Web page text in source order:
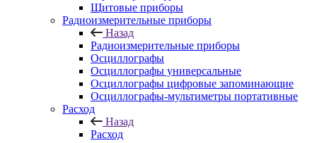
Щитовые приборы
Радиоизмерительные приборы
Назад
Радиоизмерительные приборы
Осциллографы
Осциллографы универсальные
Осциллографы цифровые запоминающие
Осциллографы-мультиметры портативные
Расход
Назад
Расход